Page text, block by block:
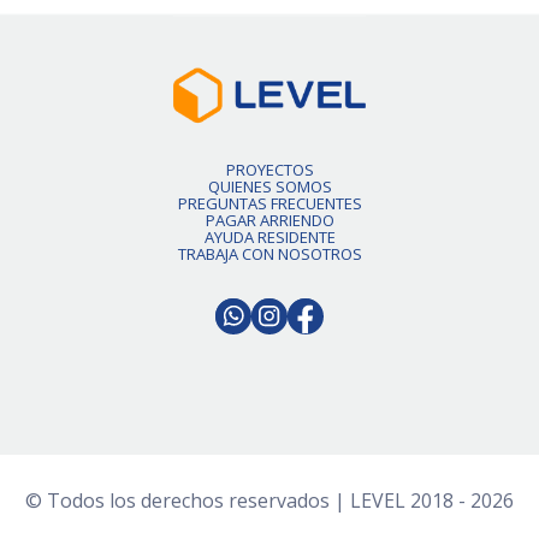
PROYECTOS
QUIENES SOMOS
PREGUNTAS FRECUENTES
PAGAR ARRIENDO
AYUDA RESIDENTE
TRABAJA CON NOSOTROS
© Todos los derechos reservados | LEVEL 2018 - 2026